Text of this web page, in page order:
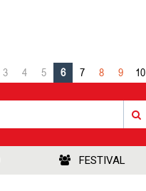
3 4 5 6 7 8 9 10
FESTIVAL